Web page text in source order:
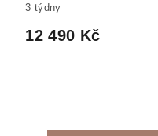
3 týdny
12 490 Kč